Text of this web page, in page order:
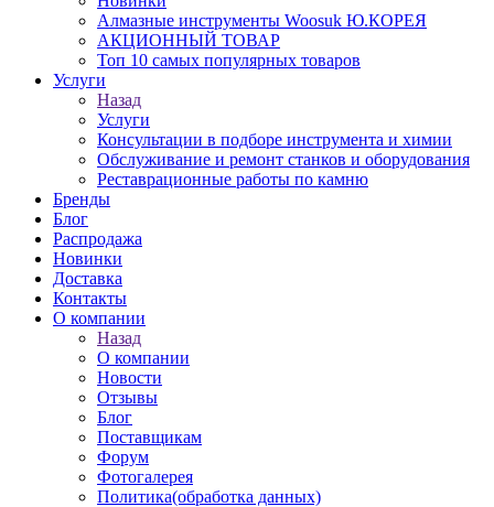
Алмазные инструменты Woosuk Ю.КОРЕЯ
АКЦИОННЫЙ ТОВАР
Топ 10 самых популярных товаров
Услуги
Назад
Услуги
Консультации в подборе инструмента и химии
Обслуживание и ремонт станков и оборудования
Реставрационные работы по камню
Бренды
Блог
Распродажа
Новинки
Доставка
Контакты
О компании
Назад
О компании
Новости
Отзывы
Блог
Поставщикам
Форум
Фотогалерея
Политика(обработка данных)